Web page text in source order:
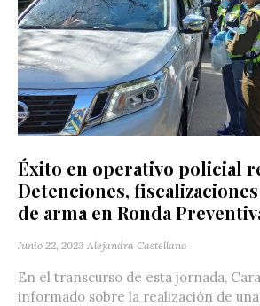
Éxito en operativo policial
Detenciones,
de arma en Ronda
Junio 22, 2023 Alejandra Castellano
En el transcurso de esta jornada,
informado sobre la realización de